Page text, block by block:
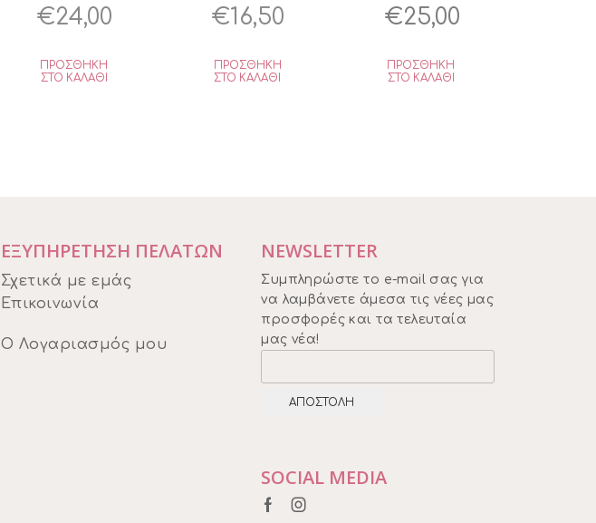
€24,00
ΠΡΟΣΘΉΚΗ
ΣΤΟ ΚΑΛΆΘΙ
€16,50
ΠΡΟΣΘΉΚΗ
ΣΤΟ ΚΑΛΆΘΙ
Original
was:
€25,00
ΠΡΟΣΘΉΚΗ
ΣΤΟ ΚΑΛΆΘΙ
ΕΞΥΠΗΡΕΤΗΣΗ ΠΕΛΑΤΩΝ
Σχετικά με εμάς
Επικοινωνία
Ο Λογαριασμός μου
NEWSLETTER
Συμπληρώστε το e-mail σας για
να λαμβάνετε άμεσα τις νέες μας
προσφορές και τα τελευταία
μας νέα!
SOCIAL MEDIA
Facebook
Instagram